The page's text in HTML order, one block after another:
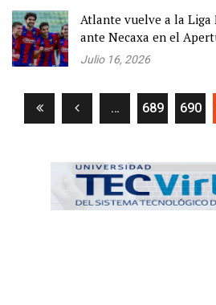
Atlante vuelve a la Liga
ante Necaxa en el
Julio 16, 2026
… 689 690